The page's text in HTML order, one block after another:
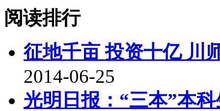
阅读排行
征地千亩 投资十亿 川
2014-06-25
光明日报：“三本”本